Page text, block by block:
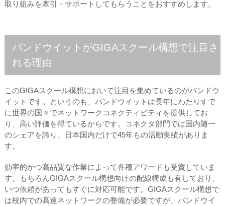
取り組みを牽引・サポートしてもらうことをおすすめします。
パンドウイットがGIGAスクール構想で注目さ
れる理由
このGIGAスクール構想において注目を集めているのがパンドウ
イットです。というのも、パンドウイットは長年にわたりすで
に世界の国々でネットワークコネクティビティを提供してお
り、高い評価を得ているからです。コネクタ部門では国内随一
のシェアを誇り、日本国内だけで45年もの活動実績がありま
す。
効率的かつ高品質な作業によって各種アワードも受賞していま
す。もちろんGIGAスクール構想向けの配線構成も有しており、
いつ依頼があってもすぐに対応可能です。GIGAスクール構想で
は校内での高速ネットワークの整備が必要ですが、パンドウイ